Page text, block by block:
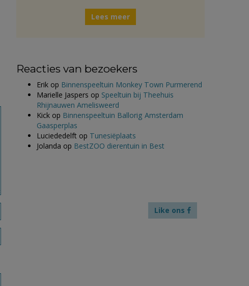
Lees meer
Reacties van bezoekers
Erik op Binnenspeeltuin Monkey Town Purmerend
Marielle Jaspers op Speeltuin bij Theehuis
Rhijnauwen Amelisweerd
Kick op Binnenspeeltuin Ballorig Amsterdam
Gaasperplas
Luciededelft op Tunesiëplaats
Jolanda op BestZOO dierentuin in Best
Like ons